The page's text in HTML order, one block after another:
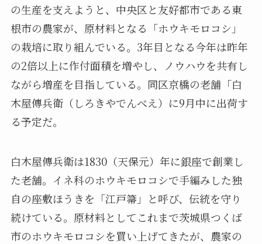
の生産を支えようと、中央区と友好都市である東
根市の農家が、原材料となる「ホウキモロコシ」
の栽培に取り組んでいる。3年目となる今年は昨年
の2倍以上に作付面積を増やし、ノウハウを共有し
ながら増産を目指している。同区京橋の老舗「白
木屋傳兵衛（しろきやでんべえ）に9月中に出荷す
る予定だ。
白木屋傳兵衛は1830（天保元）年に銀座で創業し
た老舗。イネ科のホウキモロコシで手編みした独
自の座敷ほうきを「江戸箒」と呼び、伝統を守り
続けている。原材料としてこれまで茨城県つくば
市のホウキモロコシを買い上げてきたが、農家の